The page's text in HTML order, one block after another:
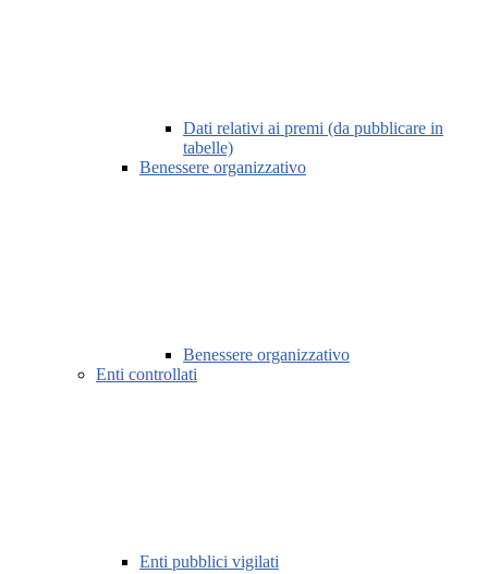
Dati relativi ai premi (da pubblicare in
tabelle)
Benessere organizzativo
Benessere organizzativo
Enti controllati
Enti pubblici vigilati